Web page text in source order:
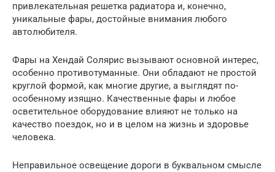
привлекательная решетка радиатора и, конечно,
уникальные фары, достойные внимания любого
автолюбителя.
Фары на Хендай Солярис вызывают основной интерес,
особенно противотуманные. Они обладают не простой
круглой формой, как многие другие, а выглядят по-
особенному изящно. Качественные фары и любое
осветительное оборудование влияют не только на
качество поездок, но и в целом на жизнь и здоровье
человека.
Неправильное освещение дороги в буквальном смысле